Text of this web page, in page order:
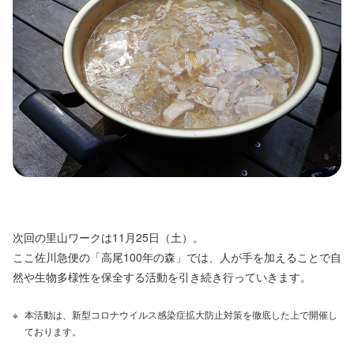
次回の里山ワークは11月25日（土）。
ここ佐川急便の「高尾100年の森」では、人が手を加えることで自
然や生物多様性を保全する活動を引き続き行っていきます。
本活動は、新型コロナウイルス感染症拡大防止対策を徹底した上で開催し
ております。